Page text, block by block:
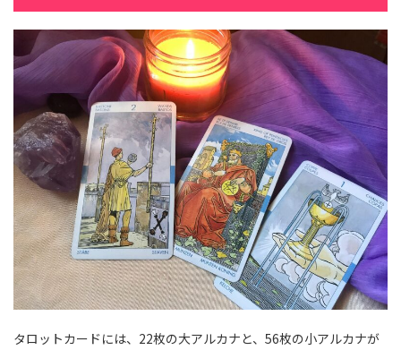
タロットカードには、22枚の大アルカナと、56枚の小アルカナが